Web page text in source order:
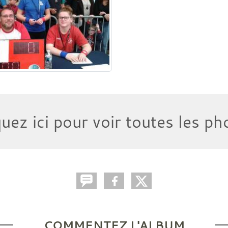
ici pour voir toutes les